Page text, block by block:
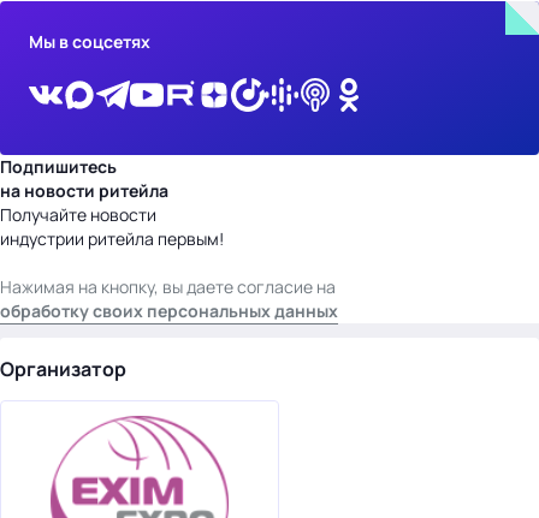
Мы в соцсетях
Подпишитесь
на новости ритейла
Получайте новости
индустрии ритейла первым!
Нажимая на кнопку, вы даете согласие на
обработку своих персональных данных
Организатор